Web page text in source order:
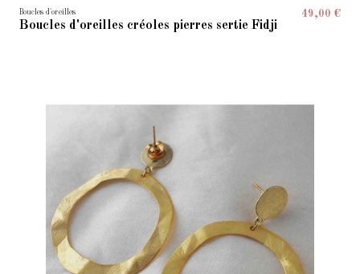
Boucles d'oreilles
Boucles d'oreilles créoles pierres sertie Fidji
49,00 €